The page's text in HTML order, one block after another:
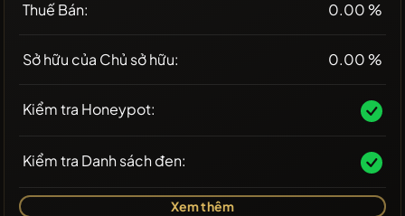
Thuế Bán: 0.00 %
Sở hữu của Chủ sở hữu: 0.00 %
Kiểm tra Honeypot:
Kiểm tra Danh sách đen:
Xem thêm